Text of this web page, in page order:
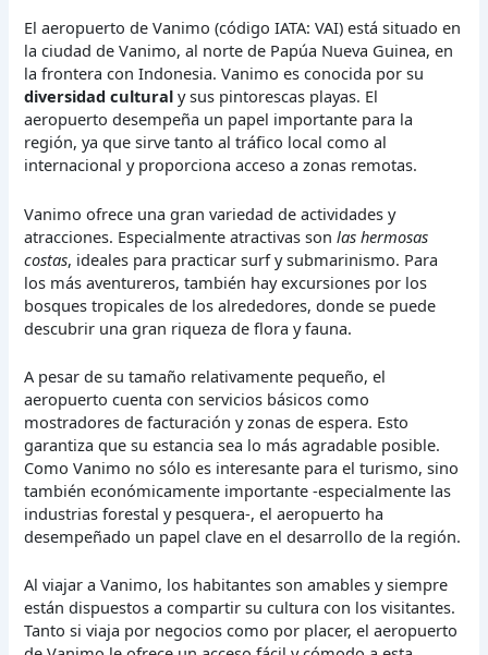
El aeropuerto de Vanimo (código IATA: VAI) está situado en
la ciudad de Vanimo, al norte de Papúa Nueva Guinea, en
la frontera con Indonesia. Vanimo es conocida por su
diversidad cultural y sus pintorescas playas. El
aeropuerto desempeña un papel importante para la
región, ya que sirve tanto al tráfico local como al
internacional y proporciona acceso a zonas remotas.
Vanimo ofrece una gran variedad de actividades y
atracciones. Especialmente atractivas sonlas hermosas
costas, ideales para practicar surf y submarinismo. Para
los más aventureros, también hay excursiones por los
bosques tropicales de los alrededores, donde se puede
descubrir una gran riqueza de flora y fauna.
A pesar de su tamaño relativamente pequeño, el
aeropuerto cuenta con servicios básicos como
mostradores de facturación y zonas de espera. Esto
garantiza que su estancia sea lo más agradable posible.
Como Vanimo no sólo es interesante para el turismo, sino
también económicamente importante -especialmente las
industrias forestal y pesquera-, el aeropuerto ha
desempeñado un papel clave en el desarrollo de la región.
Al viajar a Vanimo, los habitantes son amables y siempre
están dispuestos a compartir su cultura con los visitantes.
Tanto si viaja por negocios como por placer, el aeropuerto